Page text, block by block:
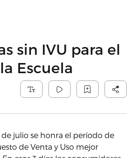
sin IVU para el
Escuela
de julio se honra el período de
de Venta y Uso mejor